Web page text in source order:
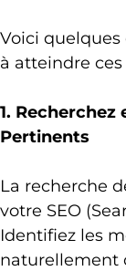
Voici quelques
à atteindre
1. Recherchez
Pertinents
La recherche
votre SEO
Identifiez les
naturellement